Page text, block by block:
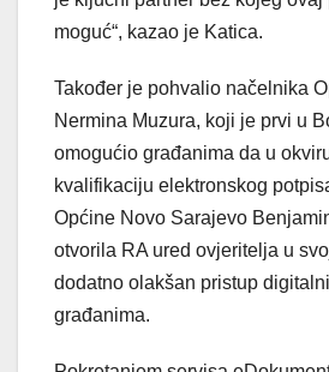
moguć“, kazao je Katica.
Također je pohvalio načelnika
Nermina Muzura, koji je prvi u
omogućio građanima da u
kvalifikaciju elektronskog
Općine Novo Sarajevo
otvorila RA ured ovjeritelja u
dodatno olakšan pristup
građanima.